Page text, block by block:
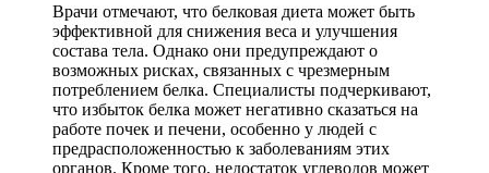
Врачи отмечают, что белковая диета может быть
эффективной для снижения веса и улучшения
состава тела. Однако они предупреждают о
возможных рисках, связанных с чрезмерным
потреблением белка. Специалисты подчеркивают,
что избыток белка может негативно сказаться на
работе почек и печени, особенно у людей с
предрасположенностью к заболеваниям этих
органов. Кроме того, недостаток углеводов может